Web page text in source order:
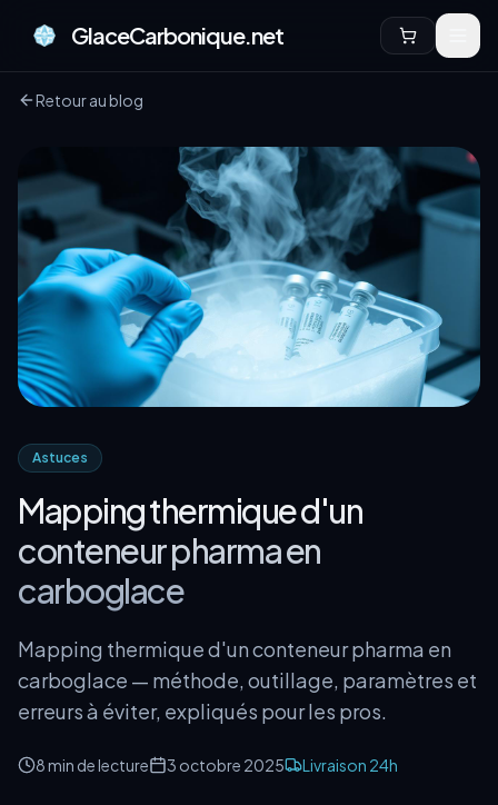
GlaceCarbonique.net
Retour au blog
Astuces
Mapping thermique d'un
conteneur pharma en
carboglace
Mapping thermique d'un conteneur pharma en
carboglace — méthode, outillage, paramètres et
erreurs à éviter, expliqués pour les pros.
8 min de lecture 3 octobre 2025 Livraison 24h